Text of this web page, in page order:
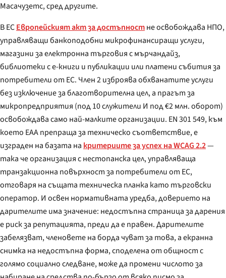
Масачузетс, сред другите.
В ЕСЕвропейският акт за достъпностне освобождава НПО,
управляващи банкоподобни микрофинансиращи услуги,
магазини за електронна търговия с мърчандайз,
библиотеки с е-книги и публикации или платени събития за
потребители от ЕС. Член 2 изброява обхванатите услуги
без изключение за благотворителна цел, а прагът за
микропредприятия (под 10 служители И под €2 млн. оборот)
освобождава само най-малките организации. EN 301 549, към
което EAA препраща за техническо съответствие, е
изграден на базата на критериите за успех на WCAG 2.2—
така че организация с нестопанска цел, управляваща
транзакционна повърхност за потребители от ЕС,
отговаря на същата техническа планка като търговски
оператор. И освен нормативната уредба, доверието на
дарителите има значение: недостъпна страница за дарения
е риск за репутацията, преди да е правен. Дарителите
забелязват, членовете на борда чуват за това, а екранна
снимка на недостъпна форма, споделена от общност с
голямо социално следване, може да промени числото за